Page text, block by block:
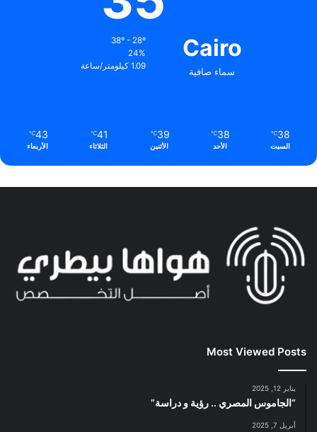
Cairo
سماء صافية
38º - 28º
24%
1.09 كيلومتر/ساعة
38
℃
السبت
38
℃
الأحد
39
℃
الأثنين
41
℃
الثلاثاء
43
℃
الأربعاء
Most Viewed Posts
يناير 12, 2025
“الجاموس المصري .. رؤية و دراسة”
أبريل 7, 2025